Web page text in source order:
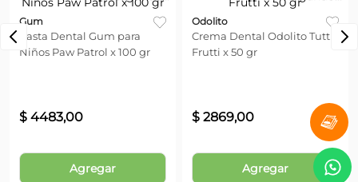
Más reciente Todos
Pasta Dental Gum para Crema Dental Odolito Tutti